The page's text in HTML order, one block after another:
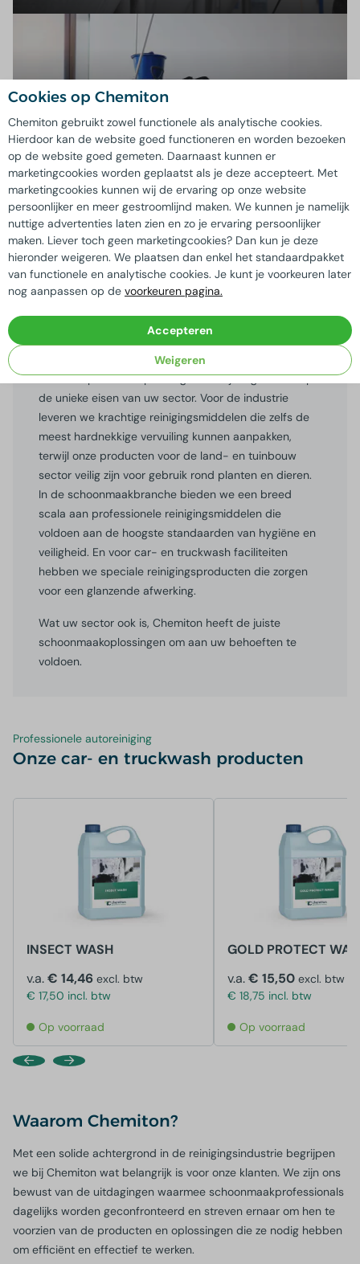
Bekijk assortiment
Ervaring die telt
Schoonmaak groothandel voor
diverse sectoren
Bij Chemiton begrijpen we dat verschillende branches
verschillende behoeften hebben als het gaat om
schoonmaak en reiniging. Daarom bieden wij
branchespecifieke oplossingen die zijn afgestemd op
de unieke eisen van uw sector. Voor de industrie
leveren we krachtige reinigingsmiddelen die zelfs de
meest hardnekkige vervuiling kunnen aanpakken,
terwijl onze producten voor de land- en tuinbouw
sector veilig zijn voor gebruik rond planten en dieren.
In de schoonmaakbranche bieden we een breed
scala aan professionele reinigingsmiddelen die
voldoen aan de hoogste standaarden van hygiëne en
veiligheid. En voor car- en truckwash faciliteiten
hebben we speciale reinigingsproducten die zorgen
voor een glanzende afwerking.
Wat uw sector ook is, Chemiton heeft de juiste
schoonmaakoplossingen om aan uw behoeften te
voldoen.
Professionele autoreiniging
Onze car- en truckwash producten
INSECT WASH
v.a.€ 14,46 excl. btw
€ 17,50 incl. btw
Op voorraad
GOLD PROTECT
v.a.€ 15,50 excl. btw
€ 18,75 incl. btw
Op voorraad
Waarom Chemiton?
Met een solide achtergrond in de reinigingsindustrie begrijpen
we bij Chemiton wat belangrijk is voor onze klanten. We zijn ons
bewust van de uitdagingen waarmee schoonmaakprofessionals
dagelijks worden geconfronteerd en streven ernaar om hen te
voorzien van de producten en oplossingen die ze nodig hebben
om efficiënt en effectief te werken.
Cookies op Chemiton
Chemiton gebruikt zowel functionele als analytische cookies.
Hierdoor kan de website goed functioneren en worden bezoeken
op de website goed gemeten. Daarnaast kunnen er
marketingcookies worden geplaatst als je deze accepteert. Met
marketingcookies kunnen wij de ervaring op onze website
persoonlijker en meer gestroomlijnd maken. We kunnen je namelijk
nuttige advertenties laten zien en zo je ervaring persoonlijker
maken. Liever toch geen marketingcookies? Dan kun je deze
hieronder weigeren. We plaatsen dan enkel het standaardpakket
van functionele en analytische cookies. Je kunt je voorkeuren later
nog aanpassen op de voorkeuren pagina.
Accepteren
Weigeren